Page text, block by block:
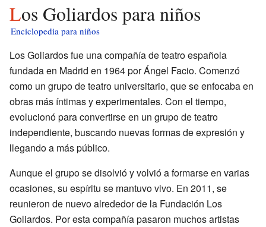
Los Goliardos para niños
Enciclopedia para niños
Los Goliardos fue una compañía de teatro española
fundada en Madrid en 1964 por Ángel Facio. Comenzó
como un grupo de teatro universitario, que se enfocaba en
obras más íntimas y experimentales. Con el tiempo,
evolucionó para convertirse en un grupo de teatro
independiente, buscando nuevas formas de expresión y
llegando a más público.
Aunque el grupo se disolvió y volvió a formarse en varias
ocasiones, su espíritu se mantuvo vivo. En 2011, se
reunieron de nuevo alrededor de la Fundación Los
Goliardos. Por esta compañía pasaron muchos artistas